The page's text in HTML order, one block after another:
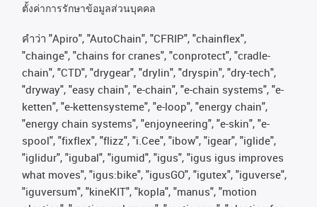
ตั้งค่าการรักษาข้อมูลส่วนบุคคล
คําว่า "Apiro", "AutoChain", "CFRIP", "chainflex",
"chainge", "chains for cranes", "conprotect", "cradle-
chain", "CTD", "drygear", "drylin", "dryspin", "dry-tech",
"dryway", "easy chain", "e-chain", "e-chain systems", "e-
ketten", "e-kettensysteme", "e-loop", "energy chain",
"energy chain systems", "enjoyneering", "e-skin", "e-
spool", "fixflex", "flizz", "i.Cee", "ibow", "igear", "iglide",
"iglidur", "igubal", "igumid", "igus", "igus igus improves
what moves", "igus:bike", "igusGO", "igutex", "iguverse",
"iguversum", "kineKIT", "kopla", "manus", "motion